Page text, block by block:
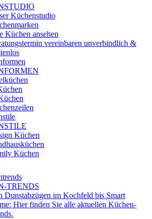
Küchenstudio
Küchen ansehen
vereinbaren unverbindlich &
Küchen
Küchen
TRENDS
Dunstabzügen im Kochfeld bis Smart
Hier finden Sie alle aktuellen Küchen-